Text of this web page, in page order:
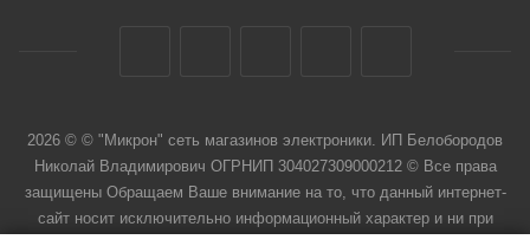
2026 © © "Микрон" сеть магазинов электроники. ИП Белобородов
Николай Владимирович ОГРНИП 304027309000212 © Все права
защищены Обращаем Ваше внимание на то, что данный интернет-
сайт носит исключительно информационный характер и ни при